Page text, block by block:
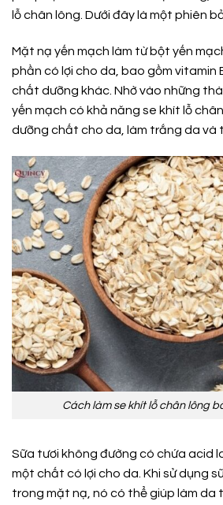
lỗ chân lông. Dưới đây là một phiên
Mặt nạ yến mạch làm từ bột yến
phần có lợi cho da, bao gồm vitamin
chất dưỡng khác. Nhờ vào những
yến mạch có khả năng se khít lỗ
dưỡng chất cho da, làm trắng da và
Cách làm se khít lỗ chân lông
Sữa tươi không đường có chứa acid
một chất có lợi cho da. Khi sử dụng
trong mặt nạ, nó có thể giúp làm da